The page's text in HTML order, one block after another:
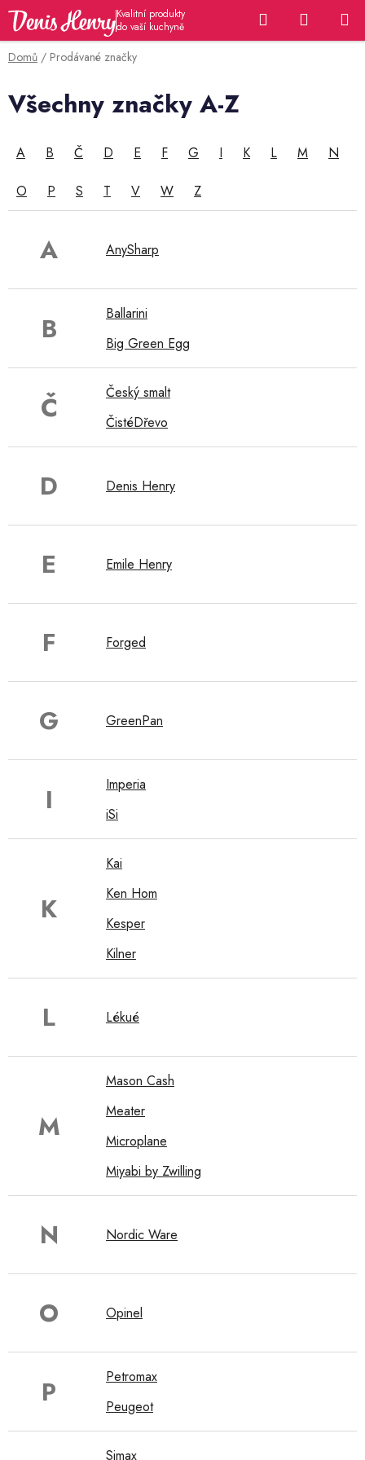
Přejít
obsah
Hledat
KOŠÍK
Domů / Prodávané značky
Všechny značky A-Z
A B Č D E F G I K L M N
O P S T V W Z
A AnySharp
B
Ballarini
Big Green Egg
Č
Český smalt
ČistéDřevo
D Denis Henry
E Emile Henry
F Forged
G GreenPan
I
Imperia
iSi
K
Kai
Ken Hom
Kesper
Kilner
L Lékué
M
Mason Cash
Meater
Microplane
Miyabi by Zwilling
N Nordic Ware
O Opinel
P
Petromax
Peugeot
Simax